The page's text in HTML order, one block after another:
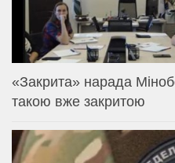
«Закрита» нарада
такою вже закритою